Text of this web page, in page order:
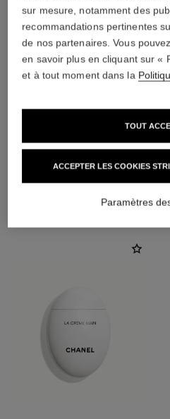
sur mesure, notamment des
recommandations pertinentes
de nos partenaires. Vous
en savoir plus en cliquant sur «
et à tout moment dans la
ACCEPTER LES COOKIES
TOUT
Paramètres